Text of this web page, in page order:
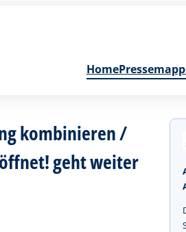
Home
kombinieren /
geht weiter